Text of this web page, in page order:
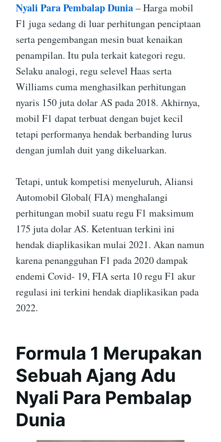
Nyali Para Pembalap Dunia– Harga mobil
F1 juga sedang di luar perhitungan penciptaan
serta pengembangan mesin buat kenaikan
penampilan. Itu pula terkait kategori regu.
Selaku analogi, regu selevel Haas serta
Williams cuma menghasilkan perhitungan
nyaris 150 juta dolar AS pada 2018. Akhirnya,
mobil F1 dapat terbuat dengan bujet kecil
tetapi performanya hendak berbanding lurus
dengan jumlah duit yang dikeluarkan.
Tetapi, untuk kompetisi menyeluruh, Aliansi
Automobil Global( FIA) menghalangi
perhitungan mobil suatu regu F1 maksimum
175 juta dolar AS. Ketentuan terkini ini
hendak diaplikasikan mulai 2021. Akan namun
karena penangguhan F1 pada 2020 dampak
endemi Covid- 19, FIA serta 10 regu F1 akur
regulasi ini terkini hendak diaplikasikan pada
2022.
Formula 1 Merupakan
Sebuah Ajang Adu
Nyali Para Pembalap
Dunia